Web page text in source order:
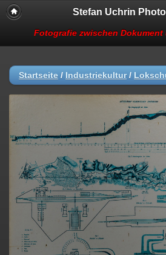
Stefan Uchrin
Fotografie zwischen
Startseite / Industriekultur/